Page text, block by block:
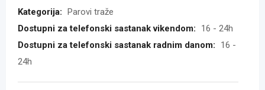
Kategorija: Parovi traže
Dostupni za telefonski sastanak vikendom:
16 - 24h
Dostupni za telefonski sastanak radnim danom:
16 -
24h